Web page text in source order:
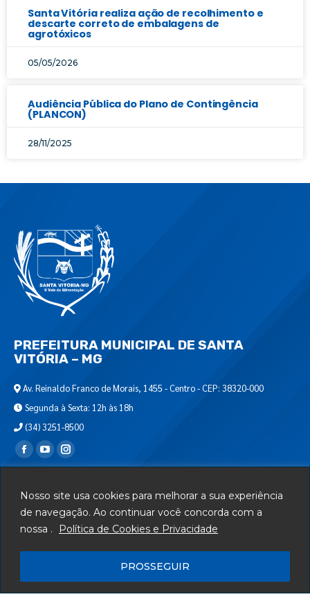
Nosso site usa cookies para melhorar a sua experiência
de navegação. Ao continuar você concorda com a
nossa .
Política de Cookies e Privacidade
PROSSEGUIR
Santa Vitória realiza ação de recolhimento e
descarte correto de embalagens de
agrotóxicos
05/05/2026
Audiência Pública do Plano de Contingência
(PLANCON)
28/11/2025
PREFEITURA MUNICIPAL DE SANTA
VITÓRIA – MG
Av. Reinaldo Franco de Morais, 1455 - Centro - CEP: 38320-000
Segunda à Sexta: 12h às 18h
(34) 3251-8500
Encontre-nos em:
Departamento de T.I.
Serviços
Mapa do Site